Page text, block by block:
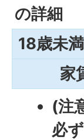
の詳細
18歳未
家
(注
必